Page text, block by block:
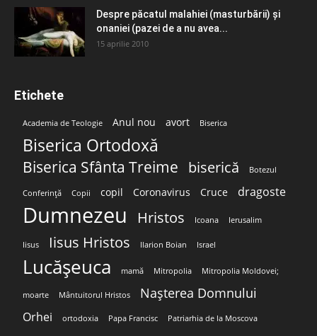
Despre păcatul malahiei (masturbării) şi
onaniei (pazei de a nu avea...
15 aprilie 2010
Etichete
Academia de Teologie Anul nou avort Biserica
Biserica Ortodoxă
Biserica Sfânta Treime biserică Botezul
Conferință Copii copil Coronavirus Cruce dragoste
Dumnezeu Hristos Icoana Ierusalim
Iisus Iisus Hristos Ilarion Boian Israel
Lucășeuca mamă Mitropolia Mitropolia Moldovei;
moarte Mântuitorul Hristos Nașterea Domnului
Orhei ortodoxia Papa Francisc Patriarhia de la Moscova